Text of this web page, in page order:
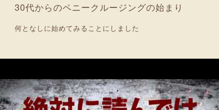
30代からのペニークルージングの始まり
何となしに始めてみることにしました